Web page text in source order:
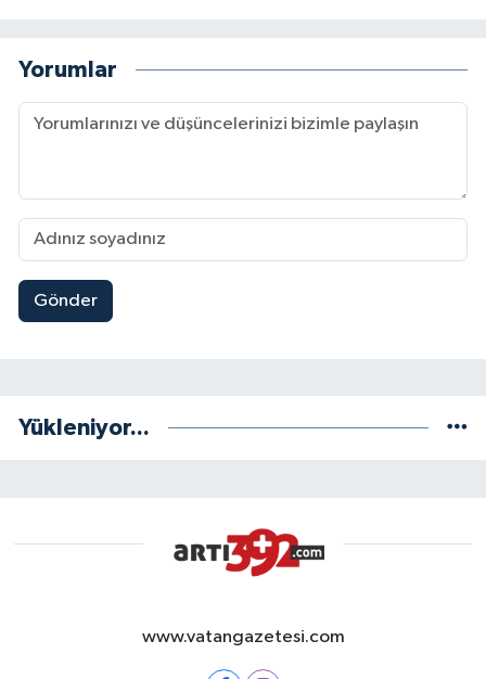
Yorumlar
Gönder
Yükleniyor...
www.vatangazetesi.com